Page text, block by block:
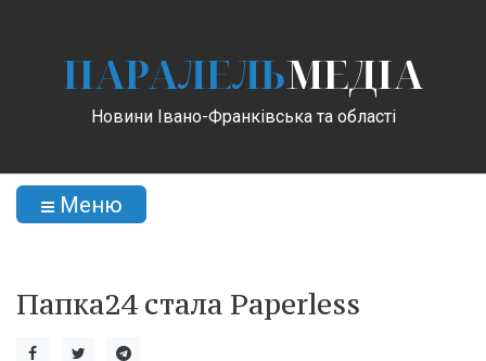
ПАРАЛЕЛЬМЕДІА
Новини Івано-Франківська та області
Меню
Папка24 стала Paperless